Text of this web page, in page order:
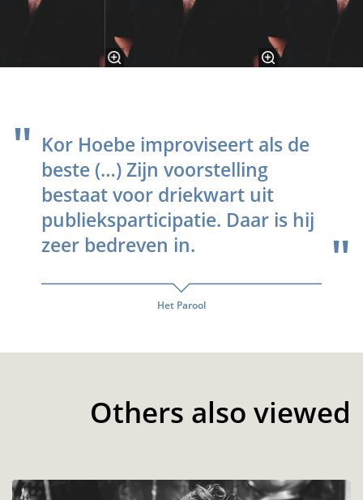
Kor Hoebe improviseert als de
beste (…) Zijn voorstelling
bestaat voor driekwart uit
publieksparticipatie. Daar is hij
zeer bedreven in.
Het Parool
Others also viewed